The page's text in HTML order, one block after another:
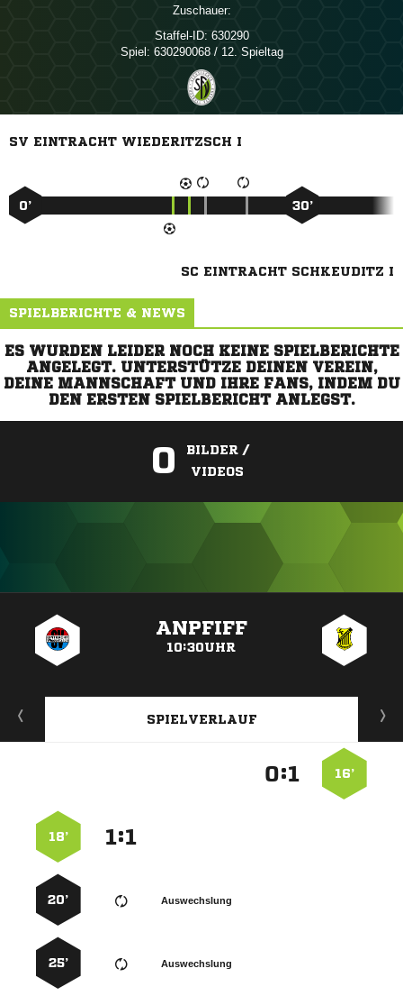
Zuschauer:
Staffel-ID: 630290
Spiel: 630290068 / 12. Spieltag
SV EINTRACHT WIEDERITZSCH I
0’ 30’
SC EINTRACHT SCHKEUDITZ I
SPIELBERICHTE & NEWS
ES WURDEN LEIDER NOCH KEINE SPIELBERICHTE
ANGELEGT. UNTERSTÜTZE DEINEN VEREIN,
DEINE MANNSCHAFT UND IHRE FANS, INDEM DU
DEN ERSTEN SPIELBERICHT ANLEGST.
0
BILDER /
VIDEOS
ANPFIFF
10:30UHR
SPIELVERLAUF
16’
:
:
18’
Auswechslung
20’
Auswechslung
25’